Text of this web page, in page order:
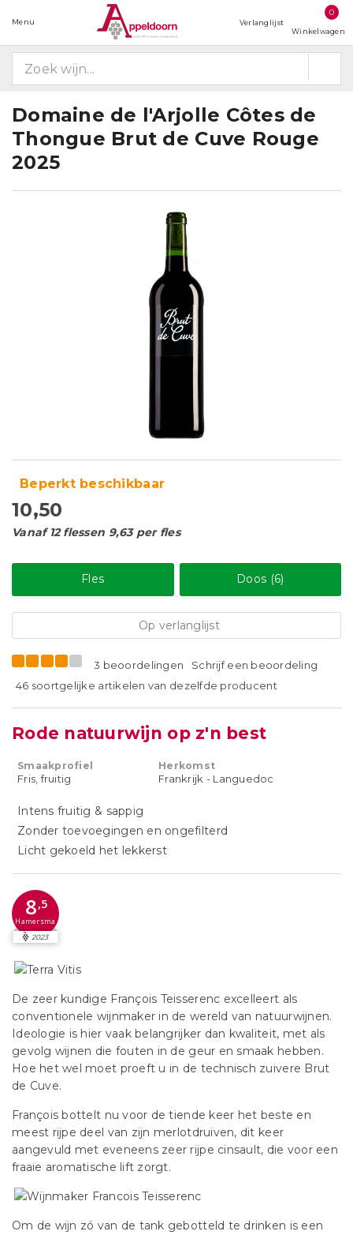
Menu Verlanglijst
0
Winkelwagen
Domaine de l'Arjolle Côtes de
Thongue Brut de Cuve Rouge
2025
Beperkt beschikbaar
10,50
Vanaf 12 flessen 9,63 per fles
Fles Doos (6)
Op verlanglijst
3 beoordelingen
Schrijf een beoordeling
46 soortgelijke artikelen van dezelfde producent
Rode natuurwijn op z'n best
Smaakprofiel
Fris, fruitig
Herkomst
Frankrijk - Languedoc
Intens fruitig & sappig
Zonder toevoegingen en ongefilterd
Licht gekoeld het lekkerst
8,5
Hamersma
2023
De zeer kundige François Teisserenc excelleert als
conventionele wijnmaker in de wereld van natuurwijnen.
Ideologie is hier vaak belangrijker dan kwaliteit, met als
gevolg wijnen die fouten in de geur en smaak hebben.
Hoe het wel moet proeft u in de technisch zuivere Brut
de Cuve.
François bottelt nu voor de tiende keer het beste en
meest rijpe deel van zijn merlotdruiven, dit keer
aangevuld met eveneens zeer rijpe cinsault, die voor een
fraaie aromatische lift zorgt.
Om de wijn zó van de tank gebotteld te drinken is een